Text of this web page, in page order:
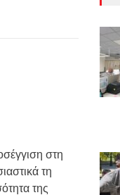
στη
τη
της